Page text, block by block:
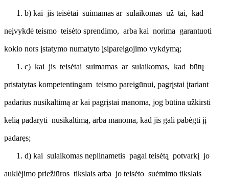
b) kai jis teisėtai suimamas ar sulaikomas už tai, kad
neįvykdė teismo teisėto sprendimo, arba kai norima garantuoti
kokio nors įstatymo numatyto įsipareigojimo vykdymą;
c) kai jis teisėtai suimamas ar sulaikomas, kad būtų
pristatytas kompetentingam teismo pareigūnui, pagrįstai įtariant
padarius nusikaltimą ar kai pagrįstai manoma, jog būtina užkirsti
kelią padaryti nusikaltimą, arba manoma, kad jis gali pabėgti jį
padaręs;
d) kai sulaikomas nepilnametis pagal teisėtą potvarkį jo
auklėjimo priežiūros tikslais arba jo teisėto suėmimo tikslais